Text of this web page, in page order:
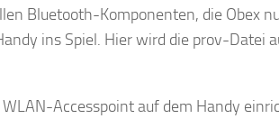
Bluetooth-Komponenten, die Obex
ins Spiel. Hier wird die prov-Datei
Accesspoint auf dem Handy